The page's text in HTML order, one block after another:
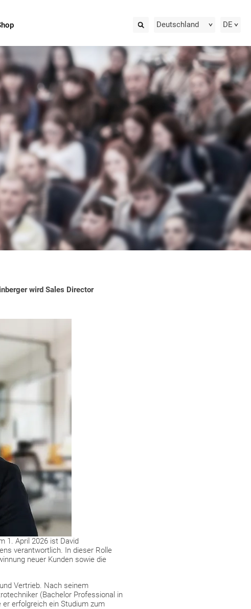
Deutschland DE
wird Sales Director
1. April 2026 ist David
verantwortlich. In dieser Rolle
neuer Kunden sowie die
Vertrieb. Nach seinem
(Bachelor Professional in
er erfolgreich ein Studium zum